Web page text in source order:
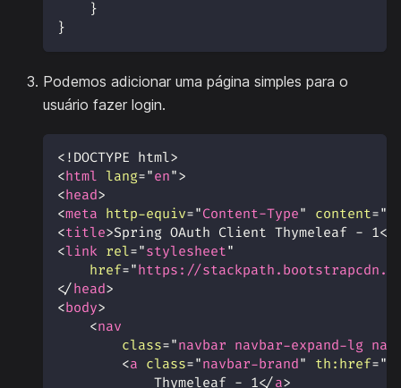
}
}
Podemos adicionar uma página simples para o
usuário fazer login.
<! DOCTYPE html>
<html lang="en">
<head>
<meta http-equiv="Content-Type" content="
<title>Spring OAuth Client Thymeleaf - 1</
<link rel="stylesheet"
href="https://
</head>
<body>
<nav
class="navbar navbar-expand-lg
<a class="navbar-brand" th: href="
            Thymeleaf - 1
</a>